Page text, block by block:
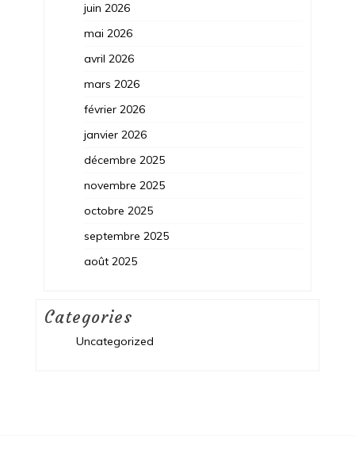
juin 2026
mai 2026
avril 2026
mars 2026
février 2026
janvier 2026
décembre 2025
novembre 2025
octobre 2025
septembre 2025
août 2025
Categories
Uncategorized